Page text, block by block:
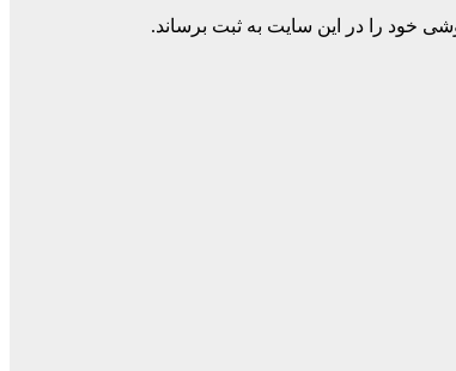
خود را در این سایت به ثبت برساند.